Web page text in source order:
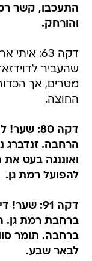
התעכבו, קשר
והורחק.
דקה 63:
מטרים, אך
החוצה.
דקה 80:
הרחבה. זנדברג
להפועל רמת גן.
דקה 91:
ברחבת רמת גן.
לבאר שבע.